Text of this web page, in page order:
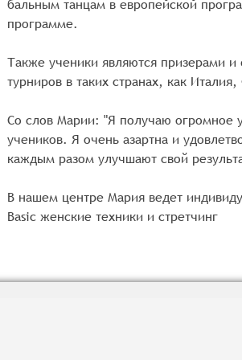
бальным танцам в европейской
программе.
Также ученики являются призерами
турниров в таких странах, как
Со слов Марии: "Я получаю огромное
учеников. Я очень азартна и
каждым разом улучшают свой
В нашем центре Мария ведет
Basic женские техники и стретчинг